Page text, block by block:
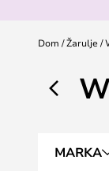
Dom Žarulje
MARKA